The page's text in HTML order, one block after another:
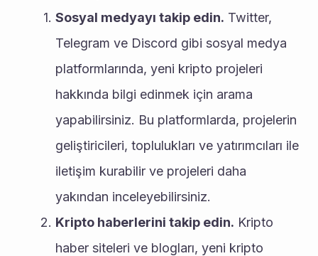
Sosyal medyayı takip edin. Twitter,
Telegram ve Discord gibi sosyal medya
platformlarında, yeni kripto projeleri
hakkında bilgi edinmek için arama
yapabilirsiniz. Bu platformlarda, projelerin
geliştiricileri, toplulukları ve yatırımcıları ile
iletişim kurabilir ve projeleri daha
yakından inceleyebilirsiniz.
Kripto haberlerini takip edin. Kripto
haber siteleri ve blogları, yeni kripto